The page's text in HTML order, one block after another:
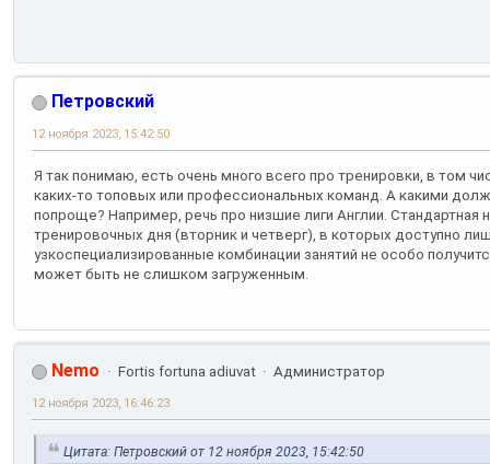
Петровский
12 ноября 2023, 15:42:50
Я так понимаю, есть очень много всего про тренировки, в том
каких-то топовых или профессиональных команд. А какими
попроще? Например, речь про низшие лиги Англии. Стандартная
тренировочных дня (вторник и четверг), в которых доступно
узкоспециализированные комбинации занятий не особо
может быть не слишком загруженным.
Nemo Fortis fortuna adiuvat Администратор
12 ноября 2023, 16:46:23
Цитата: Петровский от 12 ноября 2023, 15:42:50